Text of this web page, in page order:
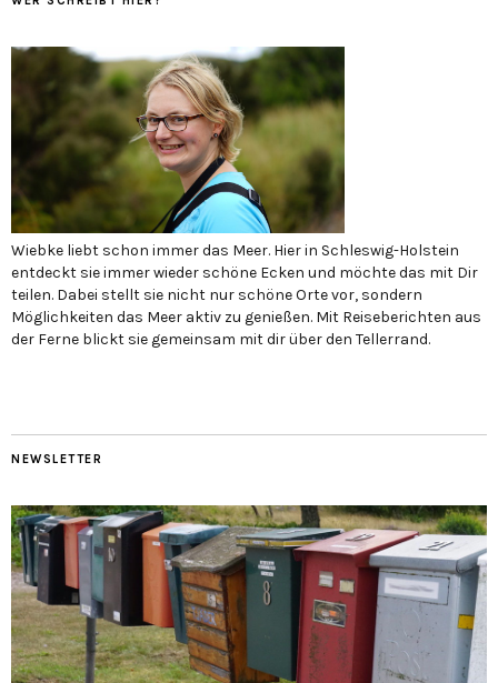
Wiebke liebt schon immer das Meer. Hier in Schleswig-Holstein
entdeckt sie immer wieder schöne Ecken und möchte das mit Dir
teilen. Dabei stellt sie nicht nur schöne Orte vor, sondern
Möglichkeiten das Meer aktiv zu genießen. Mit Reiseberichten aus
der Ferne blickt sie gemeinsam mit dir über den Tellerrand.
NEWSLETTER